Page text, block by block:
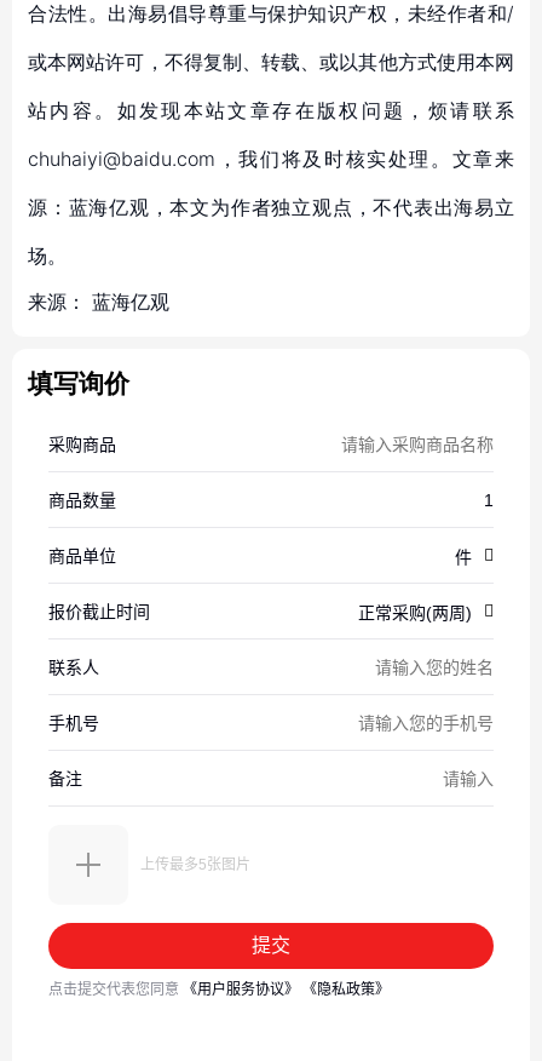
合法性。出海易倡导尊重与保护知识产权，未经作者和/
或本网站许可，不得复制、转载、或以其他方式使用本网
站内容。如发现本站文章存在版权问题，烦请联系
chuhaiyi@baidu.com，我们将及时核实处理。文章来
源：蓝海亿观，本文为作者独立观点，不代表出海易立
场。
来源： 蓝海亿观
填写询价